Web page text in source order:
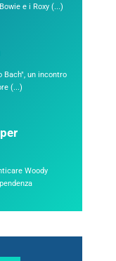
e i Roxy (...)
Bach", un incontro
(...)
Woody